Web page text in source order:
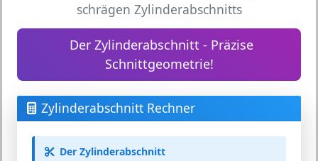
schrägen Zylinderabschnitts
Der Zylinderabschnitt - Präzise
Schnittgeometrie!
Zylinderabschnitt Rechner
Der Zylinderabschnitt